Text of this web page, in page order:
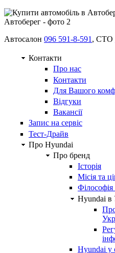
Автосалон 096 591-8-591 , СТО
Контакти
Про нас
Контакти
Для Вашого
Відгуки
Вакансії
Запис на сервіс
Тест-Драйв
Про Hyundai
Про бренд
Історія
Місія та
Hyundai в
Hyundai у